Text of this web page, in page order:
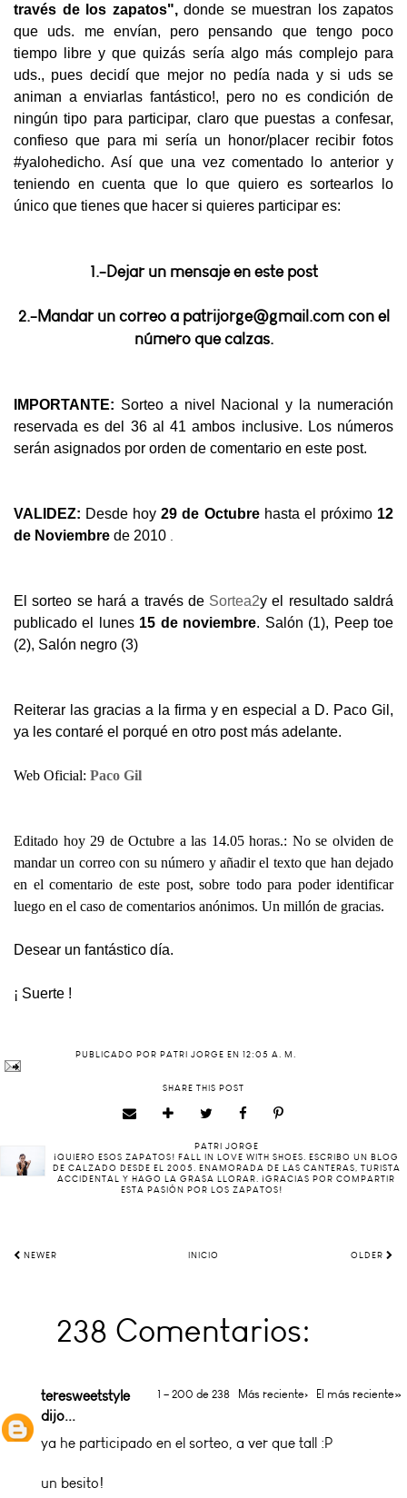
través de los zapatos",donde se muestran los zapatos
que uds. me envían, pero pensando que tengo poco
tiempo libre y que quizás sería algo más complejo para
uds., pues decidí que mejor no pedía nada y si uds se
animan a enviarlas fantástico!, pero no es condición de
ningún tipo para participar, claro que puestas a confesar,
confieso que para mi sería un honor/placer recibir fotos
#yalohedicho. Así que una vez comentado lo anterior y
teniendo en cuenta que lo que quiero es sortearlos lo
único que tienes que hacer si quieres participar es:
1.-Dejar un mensaje en este post
2.-Mandar un correo a patrijorge@gmail.com con el
número que calzas.
IMPORTANTE: Sorteo a nivel Nacional y la numeración
reservada es del 36 al 41 ambos inclusive. Los números
serán asignados por orden de comentario en este post.
VALIDEZ: Desde hoy29 de Octubrehasta el próximo 12
de Noviembre de 2010 .
El sorteo se hará a través de Sortea2y el resultado saldrá
publicado el lunes 15 de noviembre. Salón (1), Peep toe
(2), Salón negro (3)
Reiterar las gracias a la firma y en especial a D. Paco Gil,
ya les contaré el porqué en otro post más adelante.
Web Oficial: Paco Gil
Editado hoy 29 de Octubre a las 14.05 horas.: No se olviden de
mandar un correo con su número y añadir el texto que han dejado
en el comentario de este post, sobre todo para poder identificar
luego en el caso de comentarios anónimos. Un millón de gracias.
Desear un fantástico día.
¡ Suerte !
PUBLICADO POR PATRI JORGE EN 12:05 A. M.
SHARE THIS POST
PATRI JORGE
¡QUIERO ESOS ZAPATOS! FALL IN LOVE WITH SHOES. ESCRIBO UN BLOG
DE CALZADO DESDE EL 2005. ENAMORADA DE LAS CANTERAS, TURISTA
ACCIDENTAL Y HAGO LA GRASA LLORAR. ¡GRACIAS POR COMPARTIR
ESTA PASIÓN POR LOS ZAPATOS!
NEWER INICIO OLDER
238 Comentarios:
1 – 200 de 238 Más reciente› El más reciente»
teresweetstyle
dijo...
ya he participado en el sorteo, a ver que tall :P
un besito!